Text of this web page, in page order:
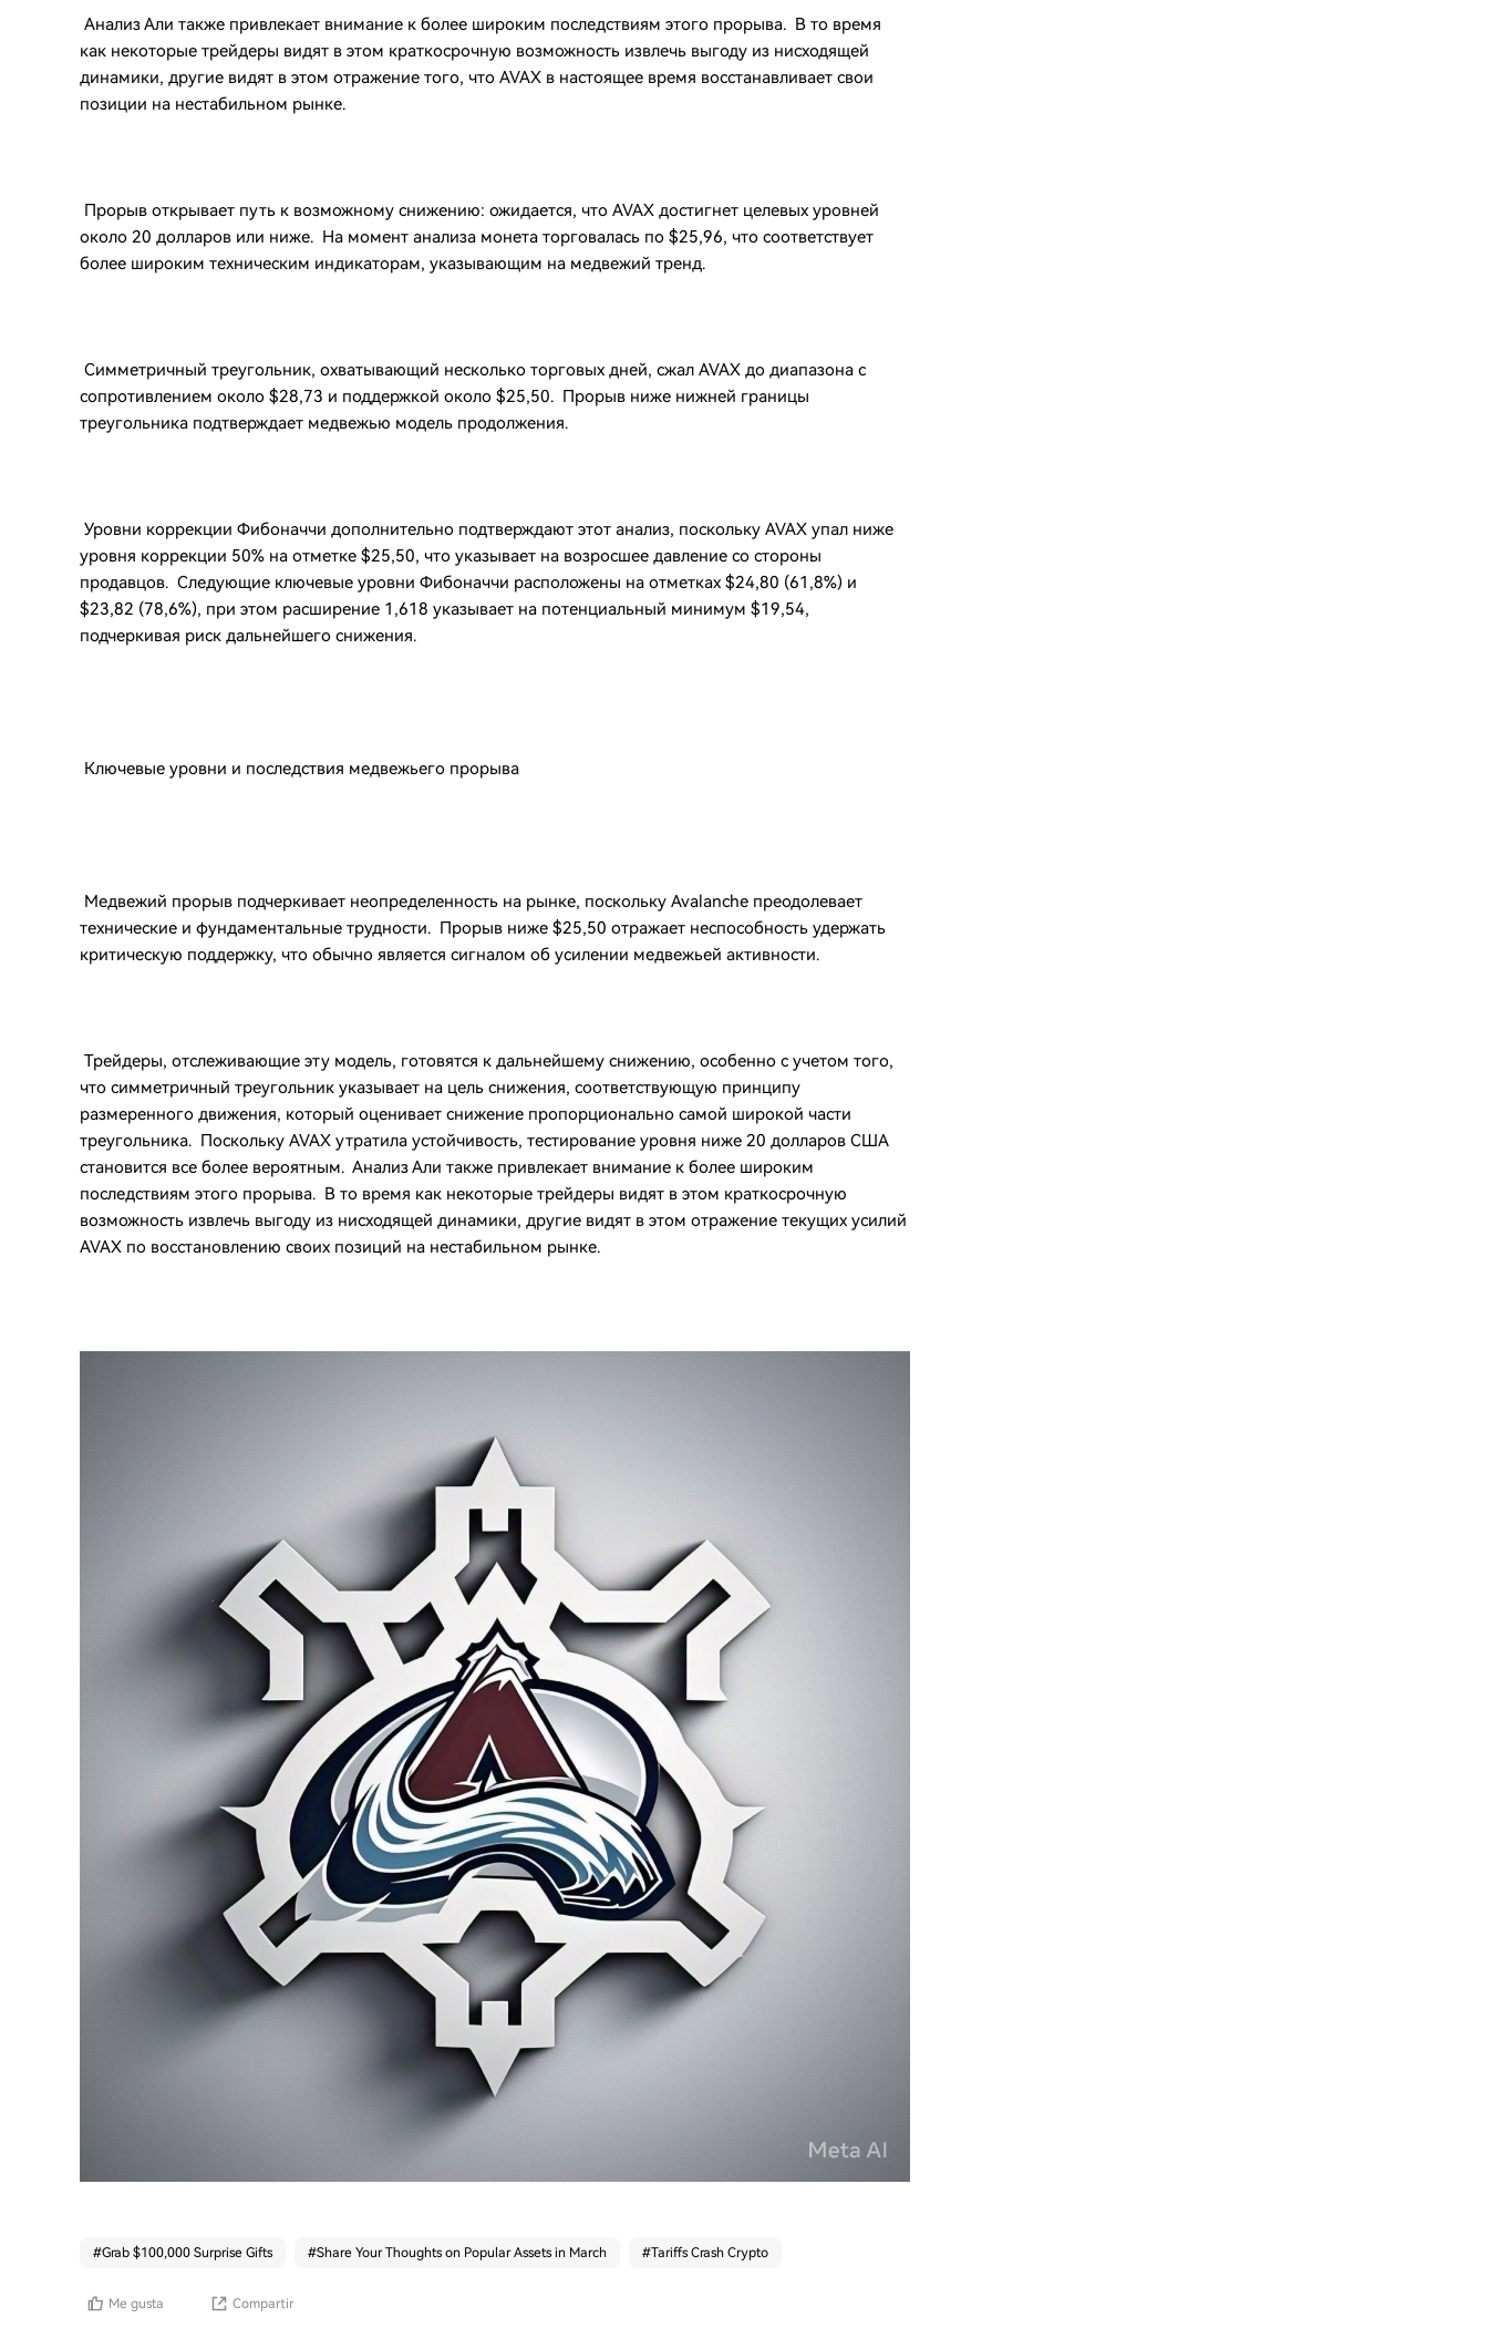
Анализ Али также привлекает внимание к более широким последствиям этого прорыва. В то время
как некоторые трейдеры видят в этом краткосрочную возможность извлечь выгоду из нисходящей
динамики, другие видят в этом отражение того, что AVAX в настоящее время восстанавливает свои
позиции на нестабильном рынке.
Прорыв открывает путь к возможному снижению: ожидается, что AVAX достигнет целевых уровней
около 20 долларов или ниже. На момент анализа монета торговалась по $25,96, что соответствует
более широким техническим индикаторам, указывающим на медвежий тренд.
Симметричный треугольник, охватывающий несколько торговых дней, сжал AVAX до диапазона с
сопротивлением около $28,73 и поддержкой около $25,50. Прорыв ниже нижней границы
треугольника подтверждает медвежью модель продолжения.
Уровни коррекции Фибоначчи дополнительно подтверждают этот анализ, поскольку AVAX упал ниже
уровня коррекции 50% на отметке $25,50, что указывает на возросшее давление со стороны
продавцов. Следующие ключевые уровни Фибоначчи расположены на отметках $24,80 (61,8%) и
$23,82 (78,6%), при этом расширение 1,618 указывает на потенциальный минимум $19,54,
подчеркивая риск дальнейшего снижения.
Ключевые уровни и последствия медвежьего прорыва
Медвежий прорыв подчеркивает неопределенность на рынке, поскольку Avalanche преодолевает
технические и фундаментальные трудности. Прорыв ниже $25,50 отражает неспособность удержать
критическую поддержку, что обычно является сигналом об усилении медвежьей активности.
Трейдеры, отслеживающие эту модель, готовятся к дальнейшему снижению, особенно с учетом того,
что симметричный треугольник указывает на цель снижения, соответствующую принципу
размеренного движения, который оценивает снижение пропорционально самой широкой части
треугольника. Поскольку AVAX утратила устойчивость, тестирование уровня ниже 20 долларов США
становится все более вероятным. Анализ Али также привлекает внимание к более широким
последствиям этого прорыва. В то время как некоторые трейдеры видят в этом краткосрочную
возможность извлечь выгоду из нисходящей динамики, другие видят в этом отражение текущих усилий
AVAX по восстановлению своих позиций на нестабильном рынке.
#Grab $100,000 Surprise Gifts #Share Your Thoughts on Popular Assets in March #Tariffs Crash Crypto
Me gusta Compartir